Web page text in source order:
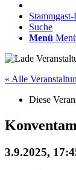
Suche
Menü
« Alle
Diese
3.9.2025,